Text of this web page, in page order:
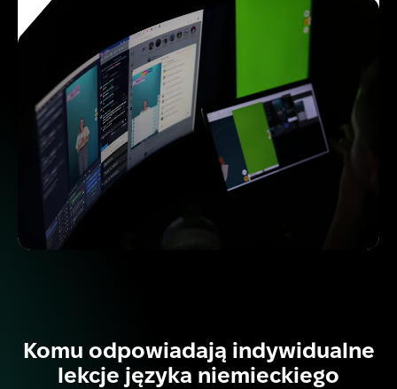
Komu odpowiadają indywidualne
lekcje języka niemieckiego